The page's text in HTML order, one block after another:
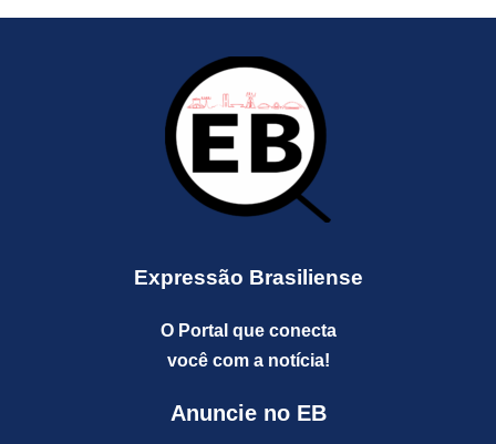
Expressão Brasiliense
O Portal que conecta
você com a notícia!
Anuncie no EB